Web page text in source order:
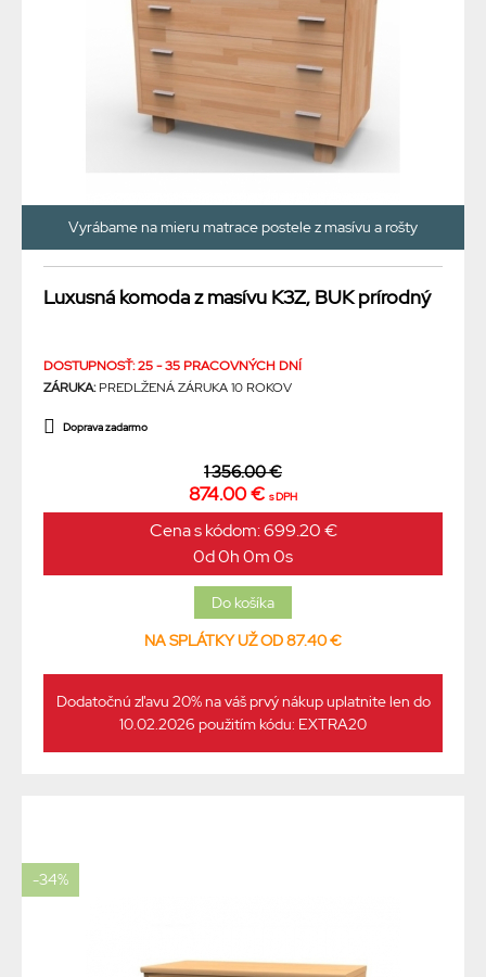
Vyrábame na mieru matrace postele z masívu a rošty
Luxusná komoda z masívu K3Z, BUK prírodný
DOSTUPNOSŤ: 25 - 35 PRACOVNÝCH DNÍ
ZÁRUKA:PREDLŽENÁ ZÁRUKA 10 ROKOV
Doprava zadarmo
1 356.00 €
874.00 € s DPH
Cena s kódom: 699.20 €
0d 0h 0m 0s
NA SPLÁTKY UŽ OD 87.40 €
Dodatočnú zľavu 20% na váš prvý nákup uplatnite len do
10.02.2026 použitím kódu: EXTRA20
-34%